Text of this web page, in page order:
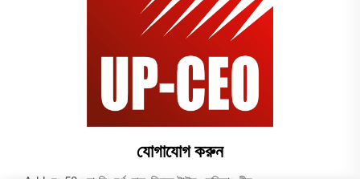
যোগাযোগ করুন